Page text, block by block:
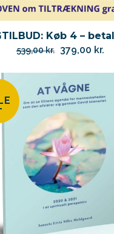
Køb 4 –
539,00kr.
Den
pris
var:
539,00 kr..
379,00 kr.
er: